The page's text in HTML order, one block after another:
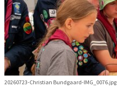
20260723-Christian Bundgaard-IMG_0076.jpg